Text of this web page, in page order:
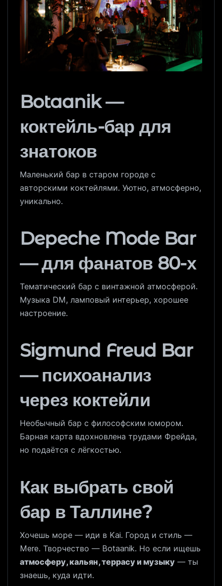
Botaanik —
коктейль-бар для
знатоков
Маленький бар в старом городе с
авторскими коктейлями. Уютно, атмосферно,
уникально.
Depeche Mode Bar
— для фанатов 80-х
Тематический бар с винтажной атмосферой.
Музыка DM, ламповый интерьер, хорошее
настроение.
Sigmund Freud Bar
— психоанализ
через коктейли
Необычный бар с философским юмором.
Барная карта вдохновлена трудами Фрейда,
но подаётся с лёгкостью.
Как выбрать свой
бар в Таллине?
Хочешь море — иди в Kai. Город и стиль —
Mere. Творчество — Botaanik. Но если ищешь
атмосферу, кальян, террасу и музыку — ты
знаешь, куда идти.